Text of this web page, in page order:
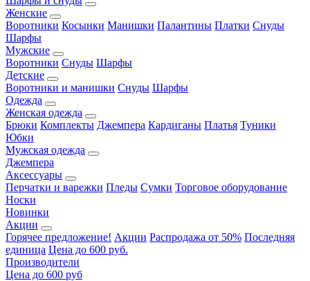
Женские
Воротники Косынки Манишки Палантины Платки Снуды
Шарфы
Мужские
Воротники Снуды Шарфы
Детские
Воротники и манишки Снуды Шарфы
Одежда
Женская одежда
Брюки Комплекты Джемпера Кардиганы Платья Туники
Юбки
Мужская одежда
Джемпера
Аксессуары
Перчатки и варежки Пледы Сумки Торговое оборудование
Носки
Новинки
Акции
Горячее предложение! Акции Распродажа от 50% Последняя
единица Цена до 600 руб.
Производители
Цена до 600 руб